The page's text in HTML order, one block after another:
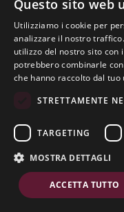
Questo sito web
Utilizziamo i cookie per
analizzare il nostro
utilizzo del nostro sito con
potrebbero combinarle
che hanno raccolto dal
STRETTAMENTE
TARGETING
MOSTRA DETTAGLI
ACCETTA TUTTO